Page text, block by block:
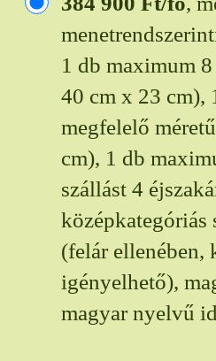
1 db maximum
40 cm x 23 cm),
megfelelő
cm), 1 db
szállást 4
középkategóriás
(felár ellenében,
igényelhető),
magyar nyelvű